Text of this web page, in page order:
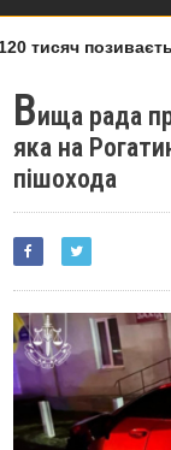
тисяч
Вища рада
яка на
пішохода